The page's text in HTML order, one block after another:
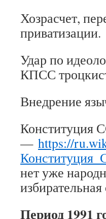
Хозрасчет,
приватизации.
Удар по
КПСС
Внедрение
Конституция
— https://
нет уже
Период 1991